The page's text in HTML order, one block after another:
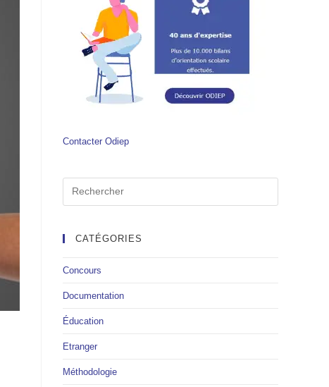
Contacter Odiep
CATÉGORIES
Concours
Documentation
Éducation
Etranger
Méthodologie